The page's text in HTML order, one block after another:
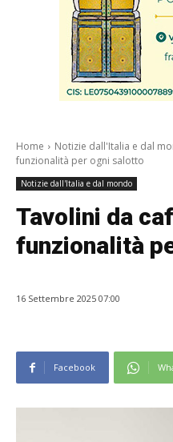
Home Notizie dall'Italia e dal
funzionalità per ogni salotto
Notizie dall'Italia e dal mondo
Tavolini da
funzionalità
16 Settembre 2025 07:00
Facebook